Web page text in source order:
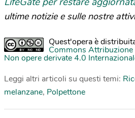
ultime notizie e sulle nostre
Quest'opera è
Commons
Non opere derivate 4.0
Leggi altri articoli su questi temi:
melanzane, Polpettone